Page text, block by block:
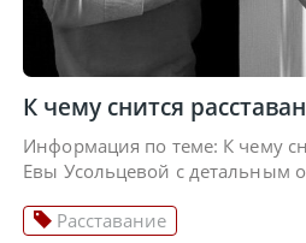
К чему снится
Информация по теме: К чему
Евы Усольцевой с детальным
Расставание